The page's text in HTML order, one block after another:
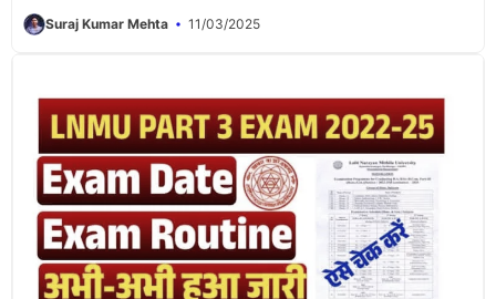
Suraj Kumar Mehta 11/03/2025